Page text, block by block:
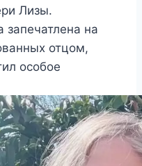
Лизы.
запечатлена на
отцом,
особое